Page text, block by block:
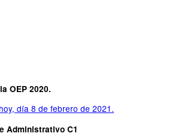
OEP 2020.
día 8 de febrero de 2021.
Administrativo C1